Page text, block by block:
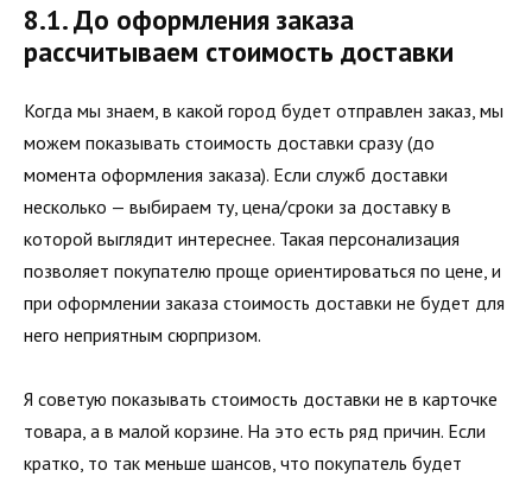
8.1. До оформления заказа
рассчитываем стоимость доставки
Когда мы знаем, в какой город будет отправлен заказ, мы
можем показывать стоимость доставки сразу (до
момента оформления заказа). Если служб доставки
несколько — выбираем ту, цена/сроки за доставку в
которой выглядит интереснее. Такая персонализация
позволяет покупателю проще ориентироваться по цене, и
при оформлении заказа стоимость доставки не будет для
него неприятным сюрпризом.
Я советую показывать стоимость доставки не в карточке
товара, а в малой корзине. На это есть ряд причин. Если
кратко, то так меньше шансов, что покупатель будет